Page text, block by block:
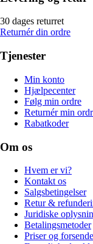
30 dages returret
Returnér din ordre
Tjenester
Min konto
Hjælpecenter
Følg min ordre
Returnér min
Rabatkoder
Om os
Hvem er vi?
Kontakt os
Salgsbetingelser
Retur &
Juridiske
Betalingsmetoder
Priser og